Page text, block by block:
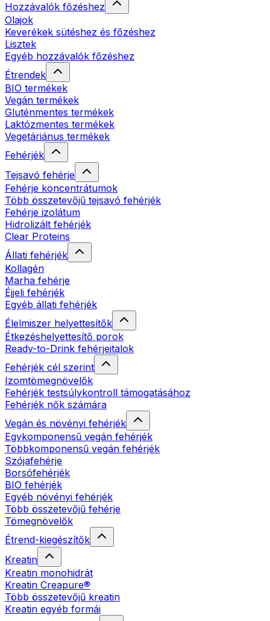
Hozzávalók főzéshez
Olajok
Keverékek sütéshez és főzéshez
Lisztek
Egyéb hozzávalók főzéshez
Étrendek
BIO termékek
Vegán termékek
Gluténmentes termékek
Laktózmentes termékek
Vegetáriánus termékek
Fehérjék
Tejsavó fehérje
Fehérje koncentrátumok
Több összetevőjű tejsavó fehérjék
Fehérje izolátum
Hidrolizált fehérjék
Clear Proteins
Állati fehérjék
Kollagén
Marha fehérje
Éjjeli fehérjék
Egyéb állati fehérjék
Élelmiszer helyettesítők
Étkezéshelyettesítő porok
Ready-to-Drink fehérjeitalok
Fehérjék cél szerint
Izomtömegnövelők
Fehérjék testsúlykontroll támogatásához
Fehérjék nők számára
Vegán és növényi fehérjék
Egykomponensű vegán fehérjék
Többkomponensű vegán fehérjék
Szójafehérje
Borsófehérjék
BIO fehérjék
Egyéb növényi fehérjék
Több összetevőjű fehérje
Tömegnövelők
Étrend-kiegészítők
Kreatin
Kreatin monohidrát
Kreatin Creapure®
Több összetevőjű kreatin
Kreatin egyéb formái